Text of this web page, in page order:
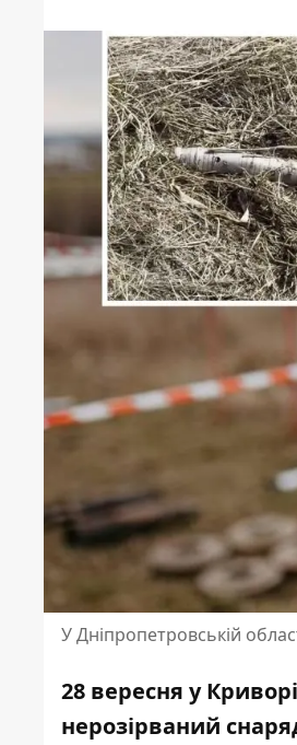
У Дніпропетровській
28 вересня у
нерозірваний